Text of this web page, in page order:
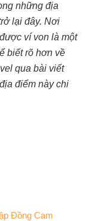
những địa
lại đây. Nơi
ví von là một
biết rõ hơn về
qua bài viết
điểm này chi
Đồng Cam